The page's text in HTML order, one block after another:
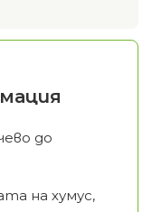
до
на хумус,